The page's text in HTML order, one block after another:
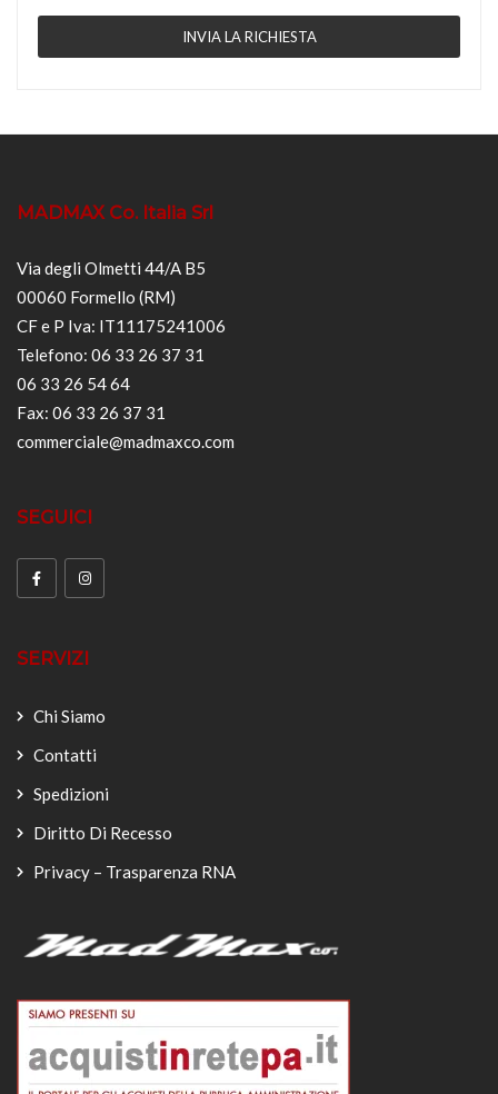
MADMAX Co. Italia Srl
Via degli Olmetti 44/A B5
00060 Formello (RM)
CF e P Iva: IT11175241006
Telefono: 06 33 26 37 31
06 33 26 54 64
Fax: 06 33 26 37 31
commerciale@madmaxco.com
SEGUICI
SERVIZI
Chi Siamo
Contatti
Spedizioni
Diritto Di Recesso
Privacy – Trasparenza RNA